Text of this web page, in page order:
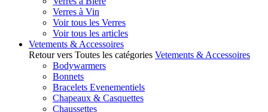
Verres à Vin
Voir tous les Verres
Voir tous les articles
Vetements & Accessoires
Retour vers Toutes les catégories Vetements & Accessoires
Bodywarmers
Bonnets
Bracelets Evenementiels
Chapeaux & Casquettes
Chaussettes